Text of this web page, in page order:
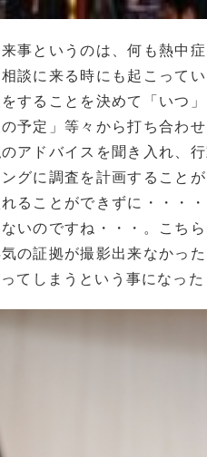
事というのは、何も熱中
談に来る時にも起こって
することを決めて「いつ
予定」等々から打ち合わ
アドバイスを聞き入れ、
グに調査を計画すること
ることができずに・・・
いのですね・・・。こち
の証拠が撮影出来なかっ
てしまうという事になっ